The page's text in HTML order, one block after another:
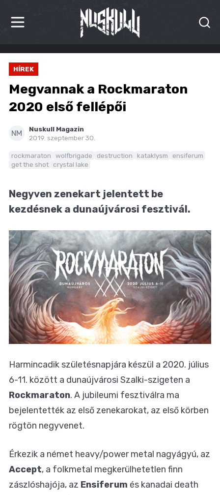
HÍREK
KRITIKÁK
BESZÁMOLÓK
KULT
MÁSVILÁG
BLOG
HÍREK
Megvannak a Rockmaraton
2020 első fellépői
NM
Nuskull Magazin
2019. szeptember 30.
rockmaraton wolfbrigade destruction kataklysm
ensiferum
get the shot
crystal lake
Negyven zenekart jelentett be
kezdésnek a dunaújvárosi fesztivál.
Harmincadik születésnapjára készül a 2020. július
6-11. között a dunaújvárosi Szalki-szigeten a
Rockmaraton. A jubileumi fesztiválra ma
bejelentették az első zenekarokat, az első körben
rögtön negyvenet.
Érkezik a német heavy/power metal nagyágyú, az
Accept, a folkmetal megkerülhetetlen finn
zászlóshajója, az Ensiferum és kanadai death